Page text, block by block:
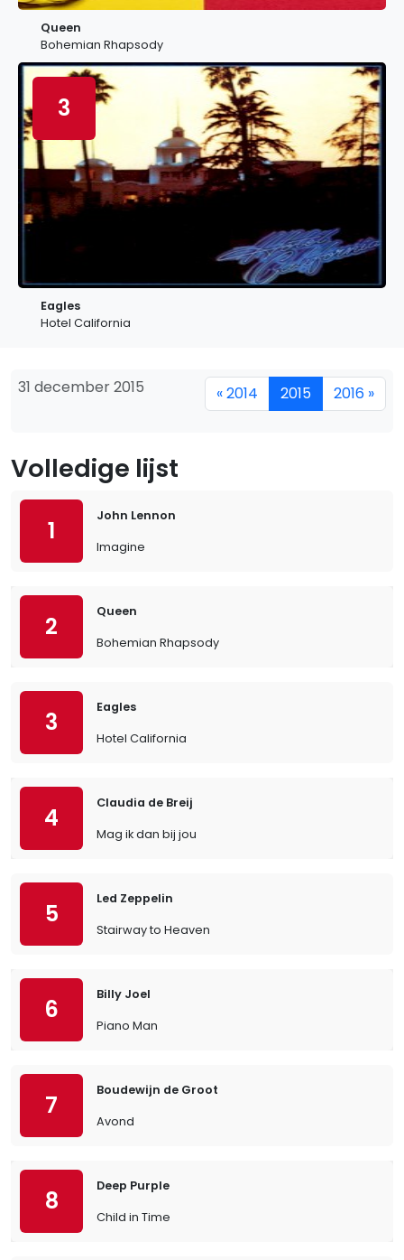
Queen
Bohemian Rhapsody
3
Eagles
Hotel California
31 december 2015 « 2014 2015 2016 »
Volledige lijst
1
John Lennon
Imagine
2
Queen
Bohemian Rhapsody
3
Eagles
Hotel California
4
Claudia de Breij
Mag ik dan bij jou
5
Led Zeppelin
Stairway to Heaven
6
Billy Joel
Piano Man
7
Boudewijn de Groot
Avond
8
Deep Purple
Child in Time